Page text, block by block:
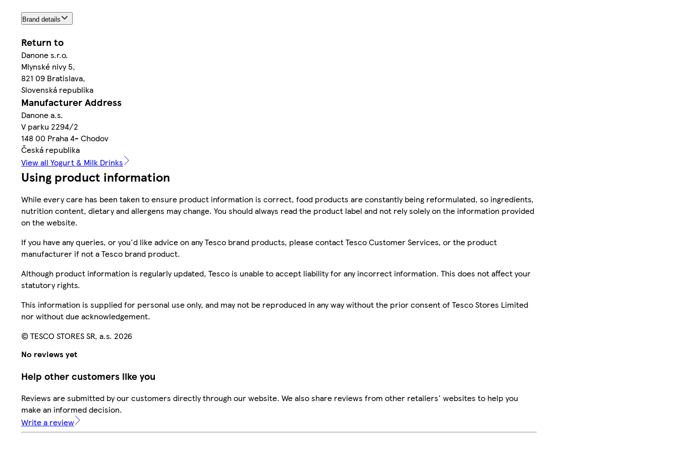
Brand details
Return to
Danone s.r.o.
Mlynské nivy 5,
821 09 Bratislava,
Slovenská republika
Manufacturer Address
Danone a.s.
V parku 2294/2
148 00 Praha 4- Chodov
Česká republika
View all Yogurt & Milk Drinks
Using product information
While every care has been taken to ensure product information is correct, food products are constantly being reformulated, so ingredients,
nutrition content, dietary and allergens may change. You should always read the product label and not rely solely on the information provided
on the website.
If you have any queries, or you'd like advice on any Tesco brand products, please contact Tesco Customer Services, or the product
manufacturer if not a Tesco brand product.
Although product information is regularly updated, Tesco is unable to accept liability for any incorrect information. This does not affect your
statutory rights.
This information is supplied for personal use only, and may not be reproduced in any way without the prior consent of Tesco Stores Limited
nor without due acknowledgement.
© TESCO STORES SR, a.s. 2026
No reviews yet
Help other customers like you
Reviews are submitted by our customers directly through our website. We also share reviews from other retailers' websites to help you
make an informed decision.
Write a review